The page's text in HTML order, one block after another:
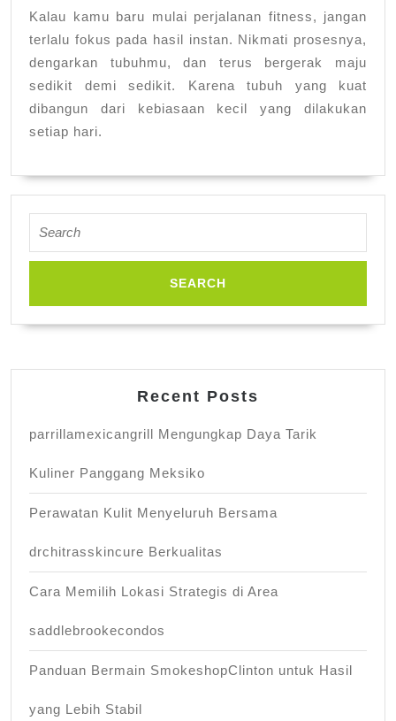
Kalau kamu baru mulai perjalanan fitness, jangan
terlalu fokus pada hasil instan. Nikmati prosesnya,
dengarkan tubuhmu, dan terus bergerak maju
sedikit demi sedikit. Karena tubuh yang kuat
dibangun dari kebiasaan kecil yang dilakukan
setiap hari.
for:
Recent Posts
parrillamexicangrill Mengungkap Daya Tarik
Kuliner Panggang Meksiko
Perawatan Kulit Menyeluruh Bersama
drchitrasskincure Berkualitas
Cara Memilih Lokasi Strategis di Area
saddlebrookecondos
Panduan Bermain SmokeshopClinton untuk Hasil
yang Lebih Stabil